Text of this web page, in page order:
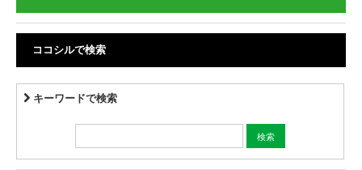
ココシルで検索
キーワードで検索